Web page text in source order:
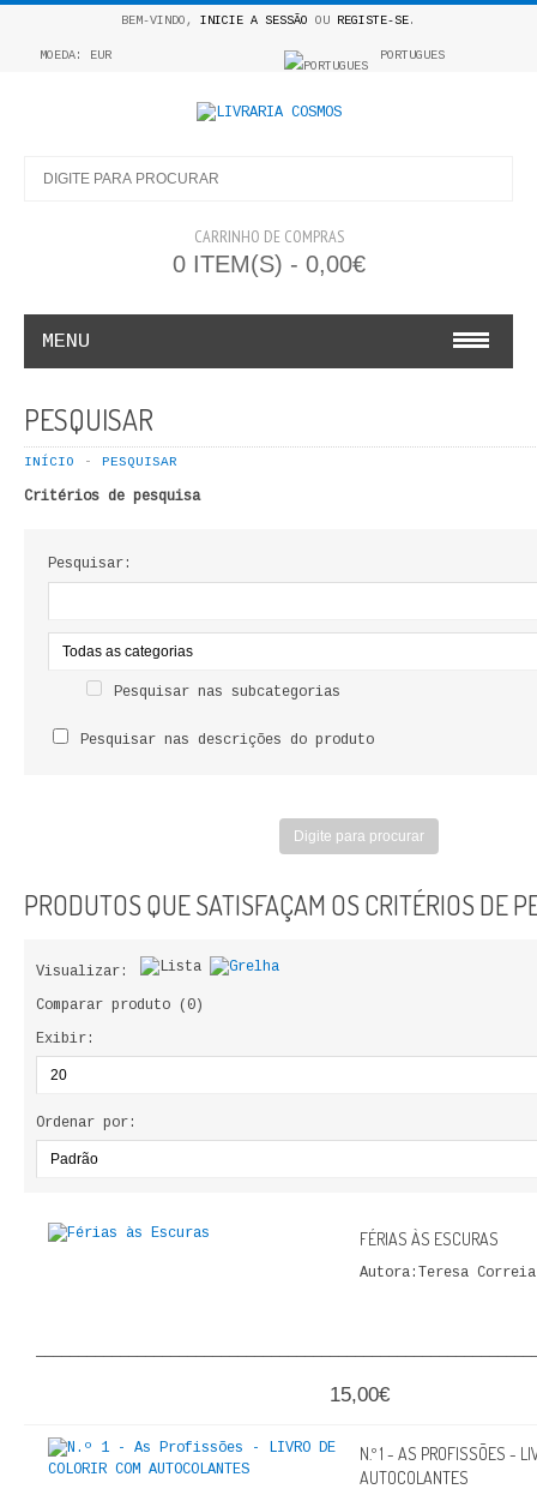
BEM-VINDO, INICIE A SESSÃO OU REGISTE-SE.
MOEDA: EUR PORTUGUES
CARRINHO DE COMPRAS
0 ITEM(S) - 0,00€
MENU
COSMOS INFANTIL
COLEÇÃO APRENDE A COLORIR
LIVROS DE PINTAR
ANTROPOLOGIA E SOCIOLOGIA
COSMOS DIREITO
ENSINO
PRÉ-HISTÓRIA
PESQUISAR
INÍCIO PESQUISAR
Critérios de pesquisa
Pesquisar:
Pesquisar nas subcategorias
Pesquisar nas descrições do produto
PRODUTOS QUE SATISFAÇAM OS CRITÉRIOS DE
Visualizar:
Comparar produto (0)
Exibir:
Ordenar por:
FÉRIAS ÀS ESCURAS
Autora:Teresa Correia
15,00€
N.º 1 - AS PROFISSÕES -
AUTOCOLANTES